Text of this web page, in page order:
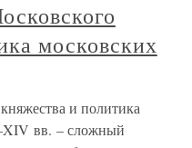
московских
и политика
вв. – сложный